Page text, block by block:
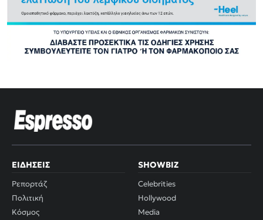
ΕΙΔΉΣΕΙΣ
Ρεπορτάζ
Πολιτική
Κόσμος
SHOWBIZ
Celebrities
Hollywood
Media